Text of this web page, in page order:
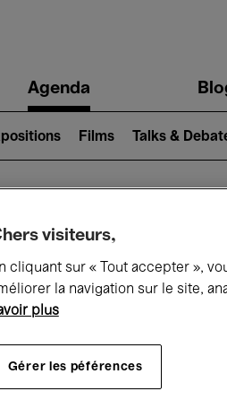
Agenda
Films Talks &
Ce qui
Jeudi
visiteurs,
cliquant sur « Tout accepter »,
la navigation sur le site,
plus
Gérer les péférences